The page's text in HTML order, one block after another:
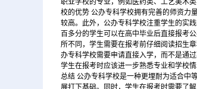
职业学校的专业，例如医药类、工艺美术
校的优势 公办专科学校拥有完善的师资力
较高。此外，公办专科学校注重学生的实
百多分的学生可以在高中毕业后直接报考
所不同，学生需要在报考前仔细阅读招生
办专科学校需要申请直接入学，而不是通
学生在报考时应该进一步熟悉专业和学校
总结 公办专科学校是一种更埋耐为适合中
展打下基础。同时，学生在报考时需要了